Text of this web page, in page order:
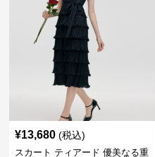
¥13,680 (税込)
スカート ティアード 優美なる重